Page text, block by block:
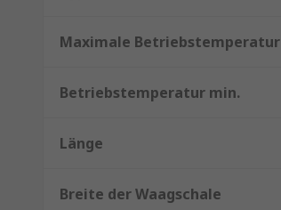
Maximale Betriebstemperatur
Betriebstemperatur min.
Länge
Breite der Waagschale